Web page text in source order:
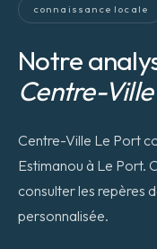
connaissance locale
Notre
Centre-
Centre-Ville Le Port
Estimanou à Le Port.
consulter les repères
personnalisée.